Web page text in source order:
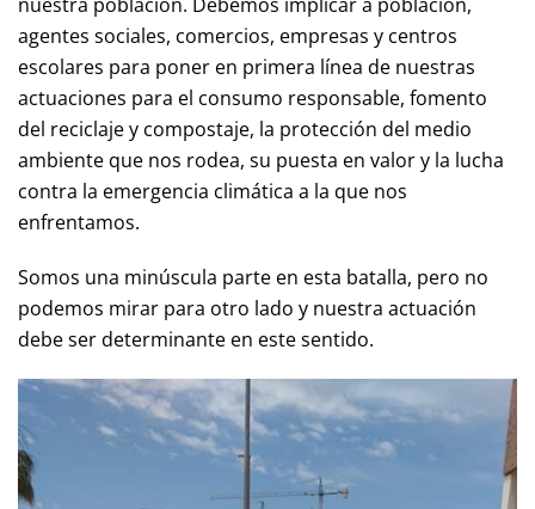
agentes sociales, comercios, empresas y centros
escolares para poner en primera línea de nuestras
actuaciones para el consumo responsable, fomento
del reciclaje y compostaje, la protección del medio
ambiente que nos rodea, su puesta en valor y la lucha
contra la emergencia climática a la que nos
enfrentamos.
Somos una minúscula parte en esta batalla, pero no
podemos mirar para otro lado y nuestra actuación
debe ser determinante en este sentido.